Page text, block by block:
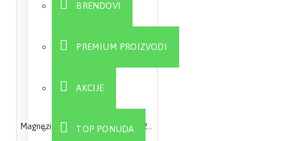
BRENDOVI
PREMIUM PROIZVODI
AKCIJE
TOP PONUDA